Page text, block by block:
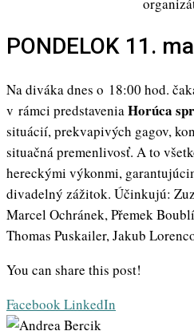
PONDELOK 11.
Na diváka dnes o 18:00 hod.
v rámci predstaveniaHorúca
situácií, prekvapivých gagov,
situačná premenlivosť. A to
hereckými výkonmi,
divadelný zážitok. Účinkujú:
Marcel Ochránek, Přemek
Thomas Puskailer, Jakub
You can share this post!
FacebookLinkedIn